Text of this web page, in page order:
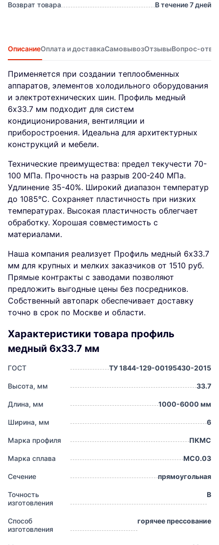
Возврат товара
В течение 7 дней
ОписаниеОплата и доставкаСамовывозОтзывыВопрос-
Применяется при создании теплообменных
аппаратов, элементов холодильного оборудования
и электротехнических шин. Профиль медный
6х33.7 мм подходит для систем
кондиционирования, вентиляции и
приборостроения. Идеальна для архитектурных
конструкций и мебели.
Технические преимущества: предел текучести 70-
100 МПа. Прочность на разрыв 200-240 МПа.
Удлинение 35-40%. Широкий диапазон температур
до 1085°C. Сохраняет пластичность при низких
температурах. Высокая пластичность облегчает
обработку. Хорошая совместимость с
материалами.
Наша компания реализует Профиль медный 6х33.7
мм для крупных и мелких заказчиков от 1510 руб.
Прямые контракты с заводами позволяют
предложить выгодные цены без посредников.
Собственный автопарк обеспечивает доставку
точно в срок по Москве и области.
Характеристики товара профиль
медный 6х33.7 мм
ГОСТ ТУ 1844-129-00195430-2015
Высота, мм 33.7
Длина, мм 1000-6000 мм
Ширина, мм 6
Марка профиля ПКМС
Марка сплава МС0.03
Сечение прямоугольная
Точность
изготовления
В
Способ
изготовления
горячее прессование